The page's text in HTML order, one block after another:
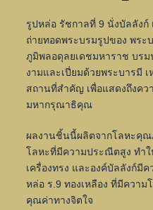
รูปหล่อ รัชกาลที่ 9 นั่งบัลลังก์
ถ่ายทอดพระบรมรูปของ พระ
ภูมิพลอดุลยเดชมหาราช บรม
งามและเปี่ยมด้วยพระบารมี
สถานที่สำคัญ เพื่อแสดงถึงคว
มหากรุณาธิคุณ
ผลงานชิ้นนี้ผลิตจากโลหะคุณ
โลหะที่มีความประณีตสูง ทำใ
เครื่องทรง และองค์บัลลังก์มี
หล่อ ร.9 ทองเหลือง ที่มีควา
คุณค่าทางจิตใจ